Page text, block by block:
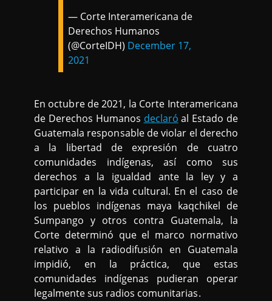
— Corte Interamericana de
Derechos Humanos
(@CorteIDH) December 17,
2021
En octubre de 2021, la Corte Interamericana
de Derechos Humanos declaró al Estado de
Guatemala responsable de violar el derecho
a la libertad de expresión de cuatro
comunidades indígenas, así como sus
derechos a la igualdad ante la ley y a
participar en la vida cultural. En el caso de
los pueblos indígenas maya kaqchikel de
Sumpango y otros contra Guatemala, la
Corte determinó que el marco normativo
relativo a la radiodifusión en Guatemala
impidió, en la práctica, que estas
comunidades indígenas pudieran operar
legalmente sus radios comunitarias.